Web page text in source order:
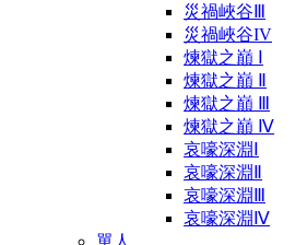
災禍峽谷Ⅲ
災禍峽谷IV
煉獄之巔 Ⅰ
煉獄之巔 Ⅱ
煉獄之巔 Ⅲ
煉獄之巔 Ⅳ
哀嚎深淵Ⅰ
哀嚎深淵Ⅱ
哀嚎深淵Ⅲ
哀嚎深淵Ⅳ